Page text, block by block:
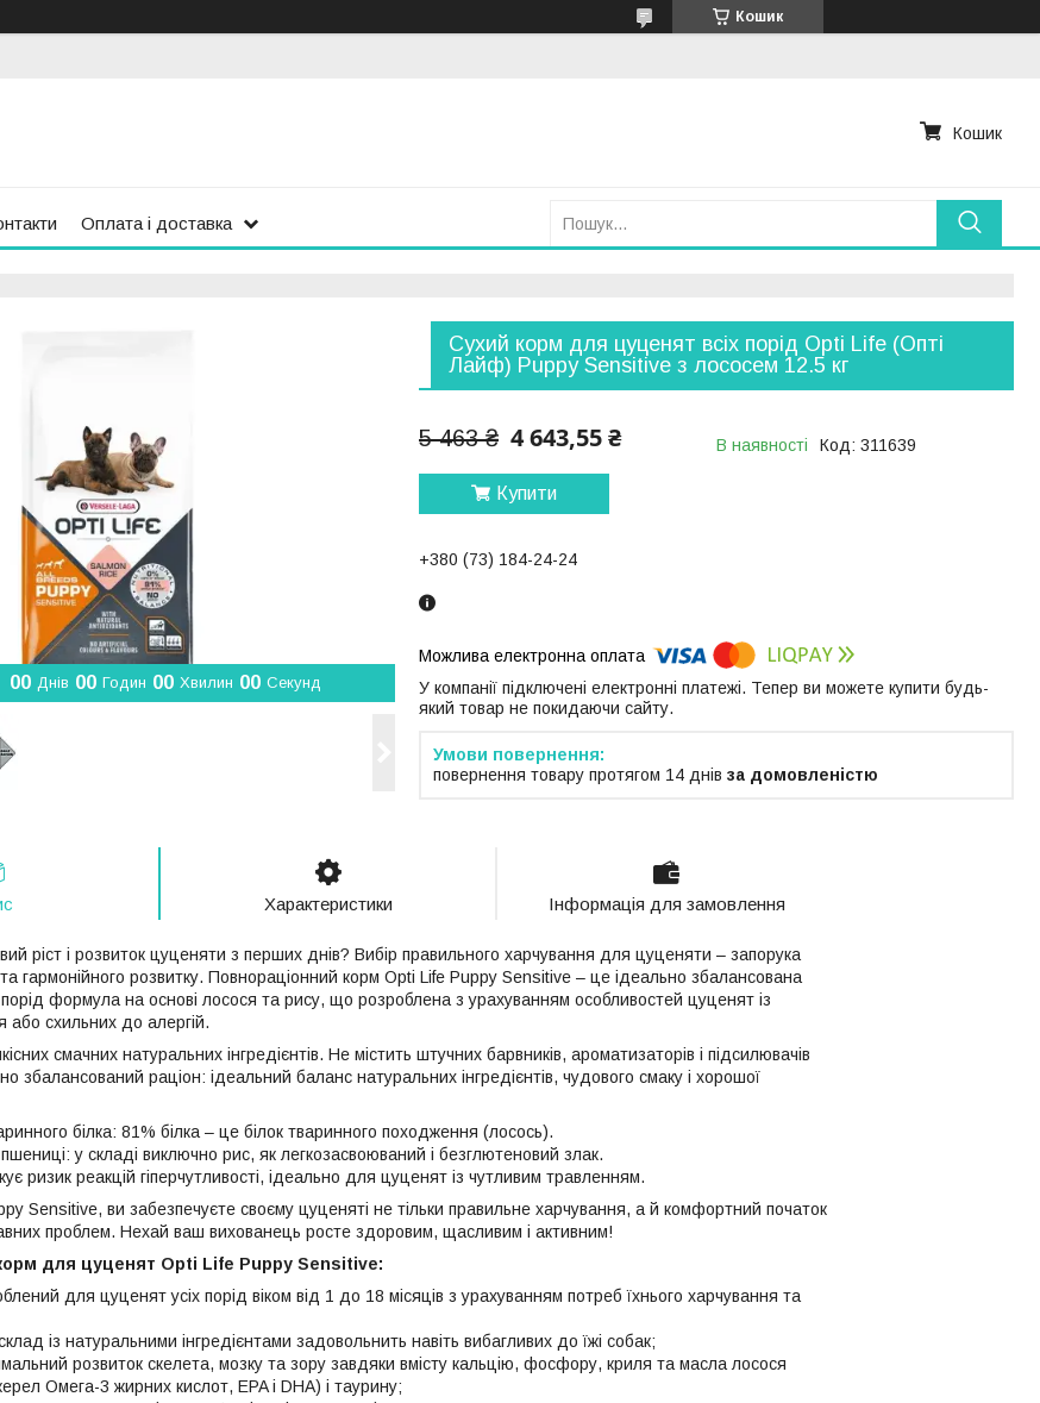
Кошик
Кошик
Оплата і доставка
00 Днів 00 Годин 00 Хвилин 00 Секунд
Сухий корм для цуценят всіх порід Opti Life (Опті
Лайф) Puppy Sensitive з лососем 12.5 кг
5 463 ₴ 4 643,55 ₴ В наявності Код: 311639
Купити
+380 (73) 184-24-24
У компанії підключені електронні платежі. Тепер ви можете купити будь-
який товар не покидаючи сайту.
повернення товару протягом 14 днів за домовленістю
Характеристики Інформація для замовлення
ріст і розвиток цуценяти з перших днів? Вибір правильного харчування для цуценяти – запорука
та гармонійного розвитку. Повнораціонний корм Opti Life Puppy Sensitive – це ідеально збалансована
порід формула на основі лосося та рису, що розроблена з урахуванням особливостей цуценят із
схильних до алергій.
смачних натуральних інгредієнтів. Не містить штучних барвників, ароматизаторів і підсилювачів
збалансований раціон: ідеальний баланс натуральних інгредієнтів, чудового смаку і хорошої
білка: 81% білка – це білок тваринного походження (лосось).
у складі виключно рис, як легкозасвоюваний і безглютеновий злак.
ризик реакцій гіперчутливості, ідеально для цуценят із чутливим травленням.
Sensitive, ви забезпечуєте своєму цуценяті не тільки правильне харчування, а й комфортний початок
проблем. Нехай ваш вихованець росте здоровим, щасливим і активним!
для цуценят Opti Life Puppy Sensitive:
для цуценят усіх порід віком від 1 до 18 місяців з урахуванням потреб їхнього харчування та
із натуральними інгредієнтами задовольнить навіть вибагливих до їжі собак;
розвиток скелета, мозку та зору завдяки вмісту кальцію, фосфору, криля та масла лосося
Омега-3 жирних кислот, EPA і DHA) і таурину;